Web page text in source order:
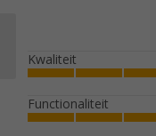
Kwaliteit
Functionaliteit